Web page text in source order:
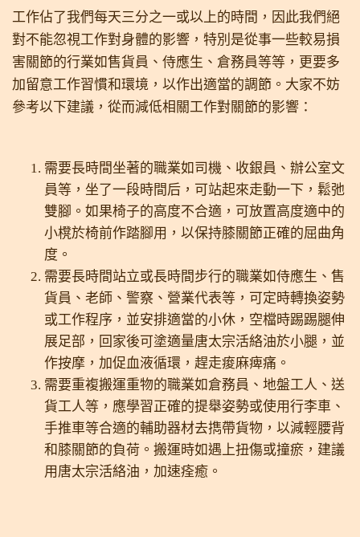
工作佔了我們每天三分之一或以上的時間，因此我們絕
對不能忽視工作對身體的影響，特別是從事一些較易損
害關節的行業如售貨員、侍應生、倉務員等等，更要多
加留意工作習慣和環境，以作出適當的調節 。大家不妨
參考以下建議，從而減低相關工作對關節的影響：
需要長時間坐著的職業如司機、收銀員、辦公室文
員等，坐了一段時間后，可站起來走動一下，鬆弛
雙腳。如果椅子的高度不合適，可放置高度適中的
小櫈於椅前作踏腳用，以保持膝關節正確的屈曲角
度。
需要長時間站立或長時間步行的職業如侍應生、售
貨員、老師、警察、營業代表等，可定時轉換姿勢
或工作程序，並安排適當的小休，空檔時踢踢腿伸
展足部，回家後可塗適量唐太宗活絡油於小腿，並
作按摩，加促血液循環，趕走痠麻痺痛。
需要重複搬運重物的職業如倉務員、地盤工人、送
貨工人等，應學習正確的提舉姿勢或使用行李車、
手推車等合適的輔助器材去擕帶貨物，以減輕腰背
和膝關節的負荷。搬運時如遇上扭傷或撞瘀，建議
用唐太宗活絡油，加速痊癒。